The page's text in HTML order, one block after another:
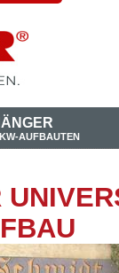
AUFBAUTEN